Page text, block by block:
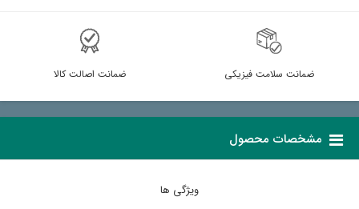
ضمانت سلامت فیزیکی ضمانت اصالت کالا
مشخصات محصول
ویژگی ها